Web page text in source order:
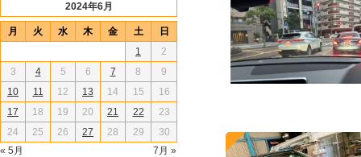
2024年6月
月 火 水 木 金 土 日
« 5月 7月 »
1
2
3
4 5 6 7 8
9
10
11 12 13 14 15
16
17
18 19 20 21 22
23
24
25 26 27 28 29 30